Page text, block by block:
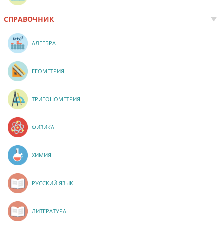
СПРАВОЧНИК
АЛГЕБРА
ГЕОМЕТРИЯ
ТРИГОНОМЕТРИЯ
ФИЗИКА
ХИМИЯ
РУССКИЙ ЯЗЫК
ЛИТЕРАТУРА